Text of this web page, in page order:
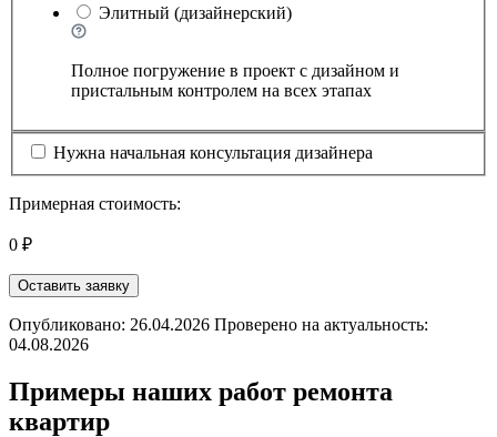
Элитный (дизайнерский)
Полное погружение в проект с дизайном и
пристальным контролем на всех этапах
Нужна начальная консультация дизайнера
Примерная стоимость:
0 ₽
Оставить заявку
Опубликовано: 26.04.2026 Проверено на актуальность:
04.08.2026
Примеры наших работ ремонта
квартир